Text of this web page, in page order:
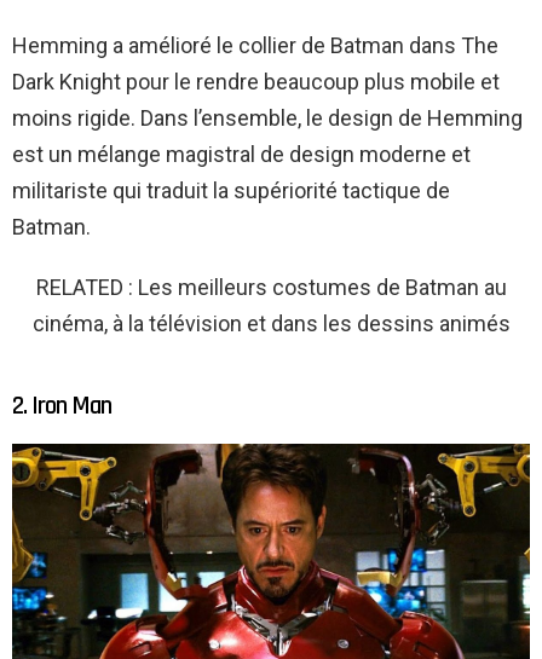
Hemming a amélioré le collier de Batman dans The
Dark Knight pour le rendre beaucoup plus mobile et
moins rigide. Dans l’ensemble, le design de Hemming
est un mélange magistral de design moderne et
militariste qui traduit la supériorité tactique de
Batman.
RELATED : Les meilleurs costumes de Batman au
cinéma, à la télévision et dans les dessins animés
2. Iron Man